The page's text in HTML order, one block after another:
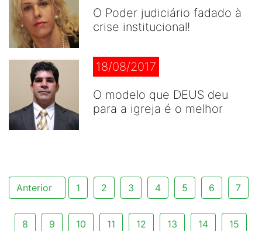
O Poder judiciário fadado à
crise institucional!
18/08/2017
O modelo que DEUS deu
para a igreja é o melhor
Anterior 1 2 3 4 5 6 7
8 9 10 11 12 13 14 15